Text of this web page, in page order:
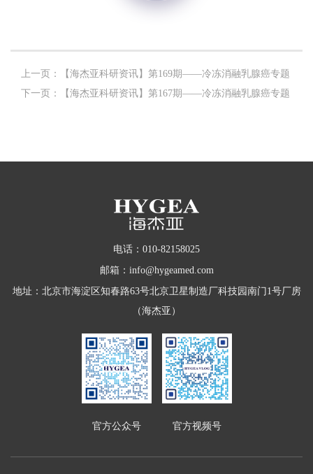
上一页：【海杰亚科研资讯】第169期——冷冻消融乳腺癌专题
下一页：【海杰亚科研资讯】第167期——冷冻消融乳腺癌专题
电话：010-82158025
邮箱：info@hygeamed.com
地址：北京市海淀区知春路63号北京卫星制造厂科技园南门1号厂房
（海杰亚）
官方公众号 官方视频号